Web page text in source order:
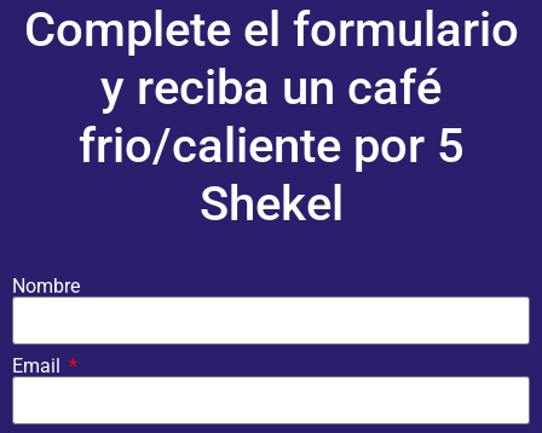
Complete el formulario
y reciba un café
frio/caliente por 5
Shekel
Nombre
Email